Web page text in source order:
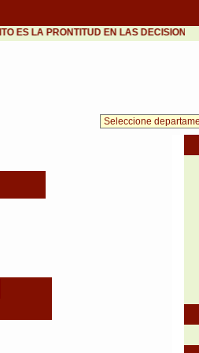
ES LA PRONTITUD EN LAS DECISIONES.»